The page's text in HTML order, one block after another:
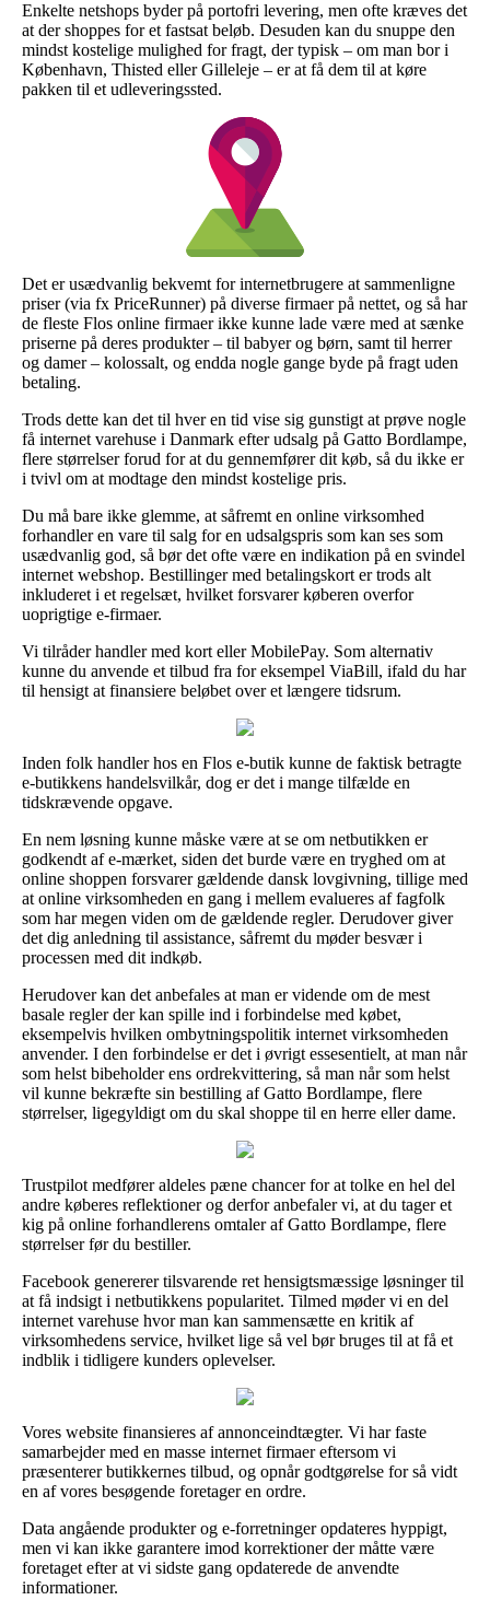
Enkelte netshops byder på portofri levering, men ofte kræves det
at der shoppes for et fastsat beløb. Desuden kan du snuppe den
mindst kostelige mulighed for fragt, der typisk – om man bor i
København, Thisted eller Gilleleje – er at få dem til at køre
pakken til et udleveringssted.
Det er usædvanlig bekvemt for internetbrugere at sammenligne
priser (via fx PriceRunner) på diverse firmaer på nettet, og så har
de fleste Flos online firmaer ikke kunne lade være med at sænke
priserne på deres produkter – til babyer og børn, samt til herrer
og damer – kolossalt, og endda nogle gange byde på fragt uden
betaling.
Trods dette kan det til hver en tid vise sig gunstigt at prøve nogle
få internet varehuse i Danmark efter udsalg på Gatto Bordlampe,
flere størrelser forud for at du gennemfører dit køb, så du ikke er
i tvivl om at modtage den mindst kostelige pris.
Du må bare ikke glemme, at såfremt en online virksomhed
forhandler en vare til salg for en udsalgspris som kan ses som
usædvanlig god, så bør det ofte være en indikation på en svindel
internet webshop. Bestillinger med betalingskort er trods alt
inkluderet i et regelsæt, hvilket forsvarer køberen overfor
uoprigtige e-firmaer.
Vi tilråder handler med kort eller MobilePay. Som alternativ
kunne du anvende et tilbud fra for eksempel ViaBill, ifald du har
til hensigt at finansiere beløbet over et længere tidsrum.
Inden folk handler hos en Flos e-butik kunne de faktisk betragte
e-butikkens handelsvilkår, dog er det i mange tilfælde en
tidskrævende opgave.
En nem løsning kunne måske være at se om netbutikken er
godkendt af e-mærket, siden det burde være en tryghed om at
online shoppen forsvarer gældende dansk lovgivning, tillige med
at online virksomheden en gang i mellem evalueres af fagfolk
som har megen viden om de gældende regler. Derudover giver
det dig anledning til assistance, såfremt du møder besvær i
processen med dit indkøb.
Herudover kan det anbefales at man er vidende om de mest
basale regler der kan spille ind i forbindelse med købet,
eksempelvis hvilken ombytningspolitik internet virksomheden
anvender. I den forbindelse er det i øvrigt essesentielt, at man når
som helst bibeholder ens ordrekvittering, så man når som helst
vil kunne bekræfte sin bestilling af Gatto Bordlampe, flere
størrelser, ligegyldigt om du skal shoppe til en herre eller dame.
Trustpilot medfører aldeles pæne chancer for at tolke en hel del
andre køberes reflektioner og derfor anbefaler vi, at du tager et
kig på online forhandlerens omtaler af Gatto Bordlampe, flere
størrelser før du bestiller.
Facebook genererer tilsvarende ret hensigtsmæssige løsninger til
at få indsigt i netbutikkens popularitet. Tilmed møder vi en del
internet varehuse hvor man kan sammensætte en kritik af
virksomhedens service, hvilket lige så vel bør bruges til at få et
indblik i tidligere kunders oplevelser.
Vores website finansieres af annonceindtægter. Vi har faste
samarbejder med en masse internet firmaer eftersom vi
præsenterer butikkernes tilbud, og opnår godtgørelse for så vidt
en af vores besøgende foretager en ordre.
Data angående produkter og e-forretninger opdateres hyppigt,
men vi kan ikke garantere imod korrektioner der måtte være
foretaget efter at vi sidste gang opdaterede de anvendte
informationer.